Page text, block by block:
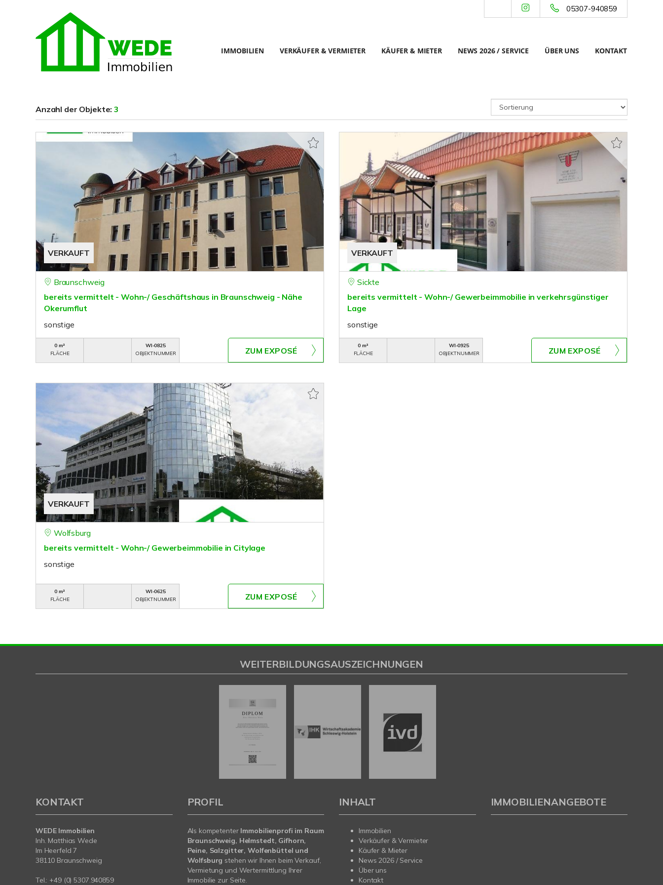
05307-940859
IMMOBILIEN VERKÄUFER & VERMIETER KÄUFER & MIETER NEWS 2026 / SERVICE ÜBER UNS KONTAKT
Anzahl der Objekte:3
VERKAUFT
Braunschweig
bereits vermittelt - Wohn-/ Geschäftshaus in Braunschweig - Nähe
Okerumflut
sonstige
0 m²
FLÄCHE
WI-0825
OBJEKTNUMMER
ZUM EXPOSÉ
VERKAUFT
Sickte
bereits vermittelt - Wohn-/ Gewerbeimmobilie in verkehrsgünstiger
Lage
sonstige
0 m²
FLÄCHE
WI-0925
OBJEKTNUMMER
ZUM EXPOSÉ
VERKAUFT
Wolfsburg
bereits vermittelt - Wohn-/ Gewerbeimmobilie in Citylage
sonstige
0 m²
FLÄCHE
WI-0625
OBJEKTNUMMER
ZUM EXPOSÉ
WEITERBILDUNGSAUSZEICHNUNGEN
KONTAKT
WEDE Immobilien
Inh. Matthias Wede
Im Heerfeld 7
38110 Braunschweig
Tel.: +49 (0) 5307.940859
PROFIL
Als kompetenter Immobilienprofi im Raum
Braunschweig, Helmstedt, Gifhorn,
Peine, Salzgitter, Wolfenbüttel und
Wolfsburg stehen wir Ihnen beim Verkauf,
Vermietung und Wertermittlung Ihrer
Immobilie zur Seite.
INHALT
Immobilien
Verkäufer & Vermieter
Käufer & Mieter
News 2026 / Service
Über uns
Kontakt
IMMOBILIENANGEBOTE